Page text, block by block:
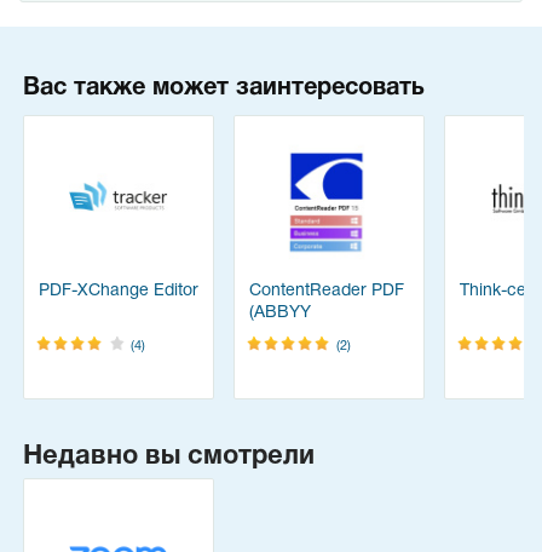
Вас также может заинтересовать
PDF-XChange Editor
(4)
ContentReader PDF
(ABBYY
FineReader)
(2)
Think-cell
Недавно вы смотрели